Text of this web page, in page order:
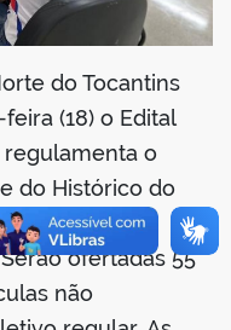
do Tocantins
(18) o Edital
regulamenta o
do Histórico do
ingresso no
ofertadas 55
não